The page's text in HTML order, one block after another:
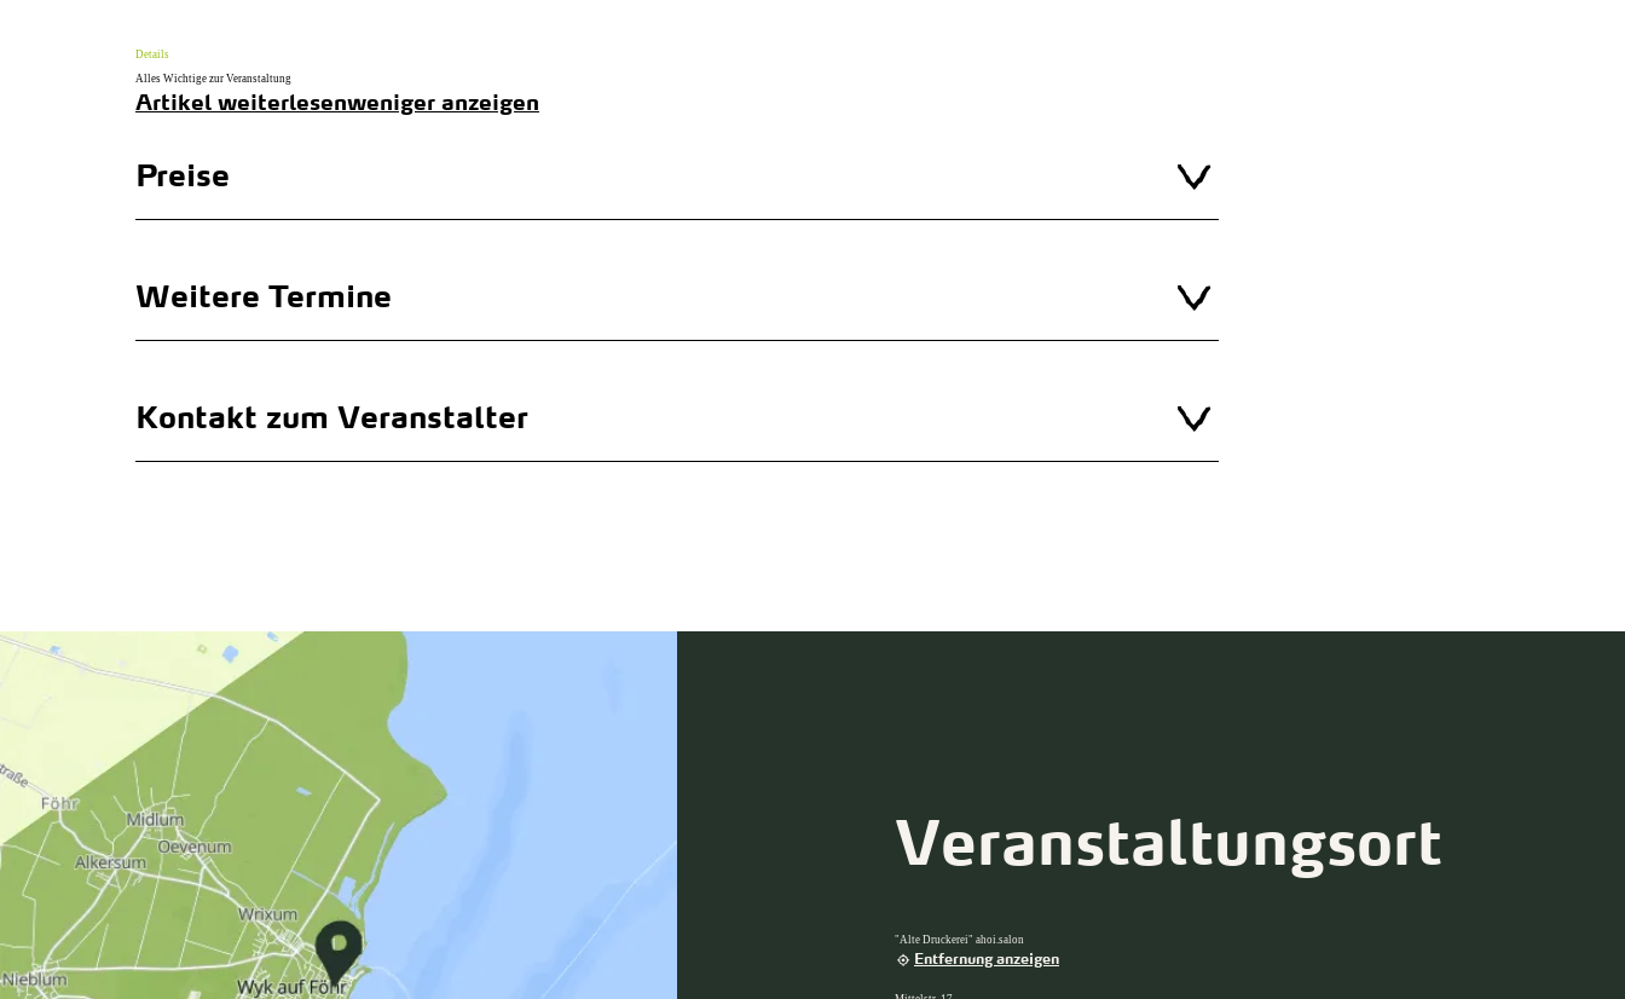
Details
Alles Wichtige zur Veranstaltung
Artikel weiterlesenweniger anzeigen
Preise
Weitere Termine
Kontakt zum Veranstalter
Veranstaltungsort
"Alte Druckerei" ahoi.salon
Entfernung anzeigen